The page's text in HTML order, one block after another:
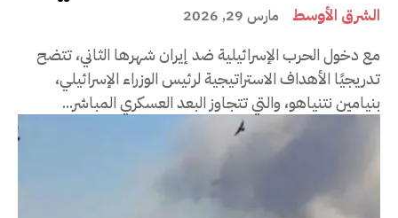
الشرق الأوسط مارس 29, 2026
مع دخول الحرب الإسرائيلية ضد إيران شهرها الثاني، تتضح
تدريجيًا الأهداف الاستراتيجية لرئيس الوزراء الإسرائيلي،
بنيامين نتنياهو، والتي تتجاوز البعد العسكري المباشر...